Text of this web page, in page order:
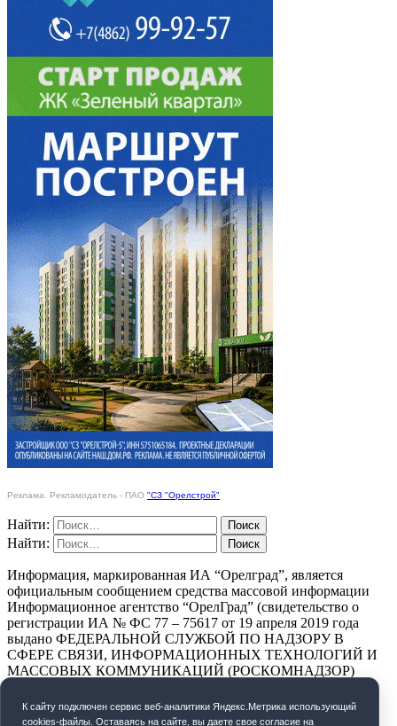
Реклама. Рекламодатель - ПАО "СЗ "Орелстрой"
Найти:
Найти:
Информация, маркированная ИА “Орелград”, является
официальным сообщением средства массовой информации
Информационное агентство “ОрелГрад” (свидетельство о
регистрации ИА № ФС 77 – 75617 от 19 апреля 2019 года
выдано ФЕДЕРАЛЬНОЙ СЛУЖБОЙ ПО НАДЗОРУ В
СФЕРЕ СВЯЗИ, ИНФОРМАЦИОННЫХ ТЕХНОЛОГИЙ И
МАССОВЫХ КОММУНИКАЦИЙ (РОСКОМНАДЗОР)
ПОЛИТИКА КОНФИДЕНЦИАЛЬНОСТИ
К cайту подключен сервис веб-аналитики Яндекс.Метрика использующий
cookies-файлы. Оставаясь на сайте, вы даете свое согласие на